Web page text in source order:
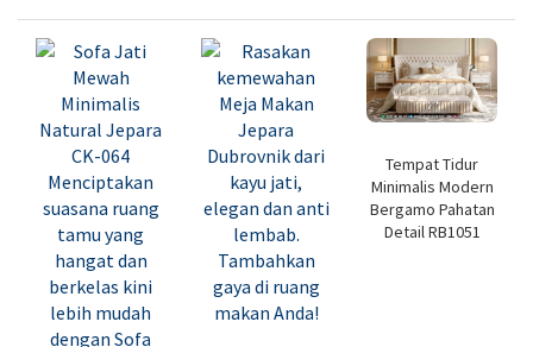
Tempat Tidur
Minimalis Modern
Bergamo Pahatan
Detail RB1051